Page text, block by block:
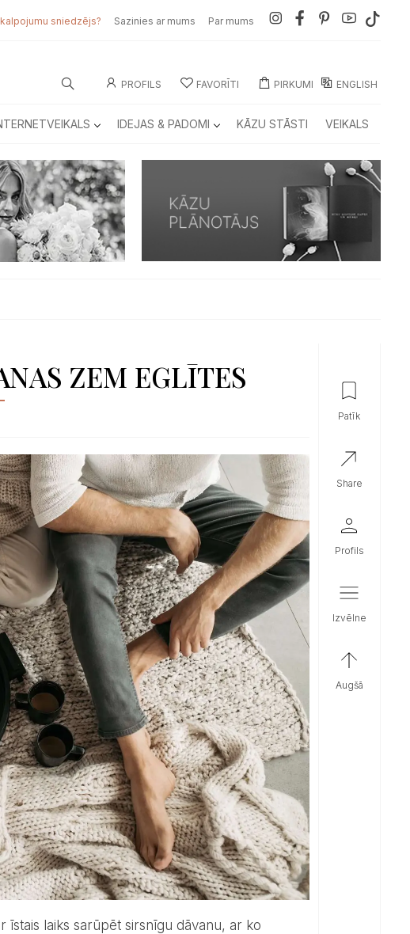
sniedzējs? Sazinies ar mums Par mums
PROFILS FAVORĪTI PIRKUMI ENGLISH
IDEJAS & PADOMI KĀZU STĀSTI VEIKALS
ZEM EGLĪTES
patīk
share
profils
izvēlne
augšā